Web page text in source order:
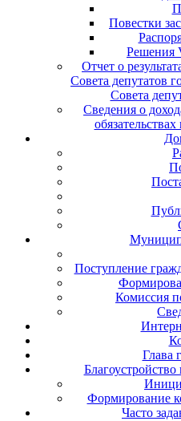
Повестки
Решения
Отчет о
Совета депутатов
Совета
Сведения о
Поступление
Комиссия
Глава
Формирование
Часто